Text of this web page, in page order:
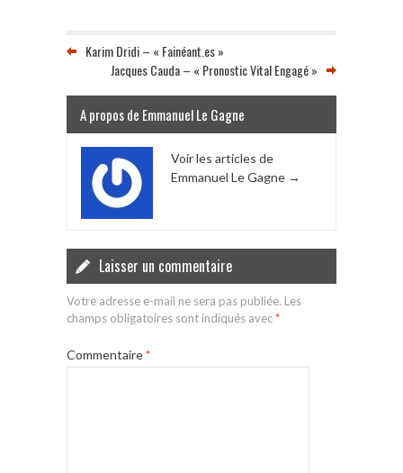
Karim Dridi – « Fainéant.es »
Jacques Cauda – « Pronostic Vital Engagé »
A propos de Emmanuel Le Gagne
Voir les articles de
Emmanuel Le Gagne →
Laisser un commentaire
Votre adresse e-mail ne sera pas publiée. Les
champs obligatoires sont indiqués avec*
Commentaire*